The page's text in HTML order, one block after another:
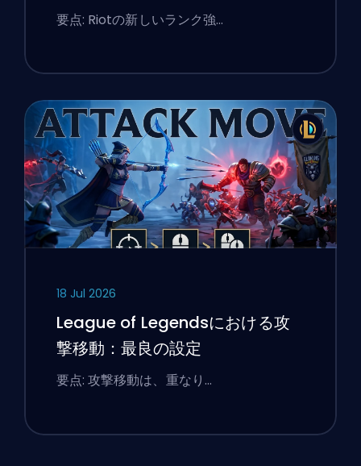
ィングのフラグ
要点: Riotの新しいランク強…
18 Jul 2026
League of Legendsにおける攻
撃移動：最良の設定
要点: 攻撃移動は、重なり…